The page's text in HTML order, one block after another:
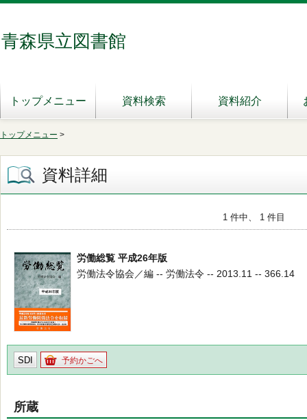
青森県立図書館
トップメニュー 資料検索 資料紹介
トップメニュー >
資料詳細
1 件中、 1 件目
労働総覧 平成26年版
労働法令協会／編 -- 労働法令 -- 2013.11 -- 366.14
SDI 予約かごへ
所蔵